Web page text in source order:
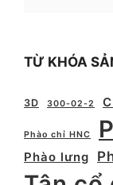
TỪ KHÓA
3D 300-02-2
Phào chỉ HNC
Phào lưng